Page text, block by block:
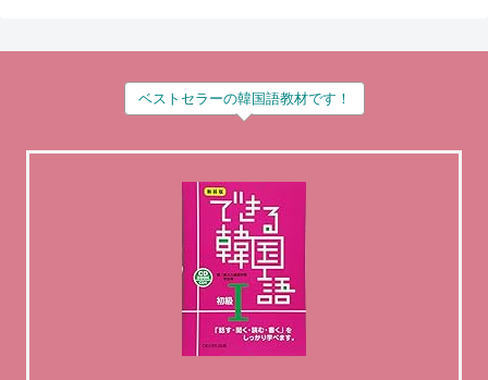
ベストセラーの韓国語教材です！